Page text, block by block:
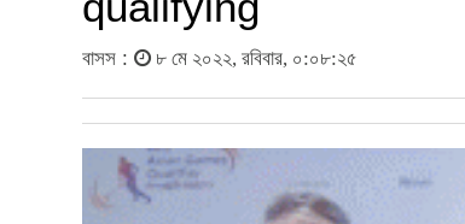
বাসস : ৮ মে ২০২২, রবিবার, ০:০৮:২৫